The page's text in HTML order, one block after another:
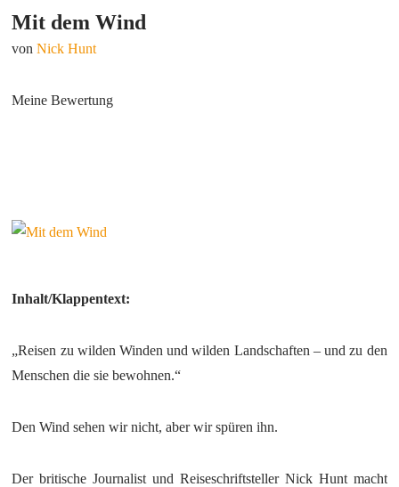
Mit dem Wind
vonNick Hunt
Meine Bewertung
Inhalt/Klappentext:
„Reisen zu wilden Winden und wilden Landschaften – und zu den
Menschen die sie bewohnen.“
Den Wind sehen wir nicht, aber wir spüren ihn.
Der britische Journalist und Reiseschriftsteller Nick Hunt macht